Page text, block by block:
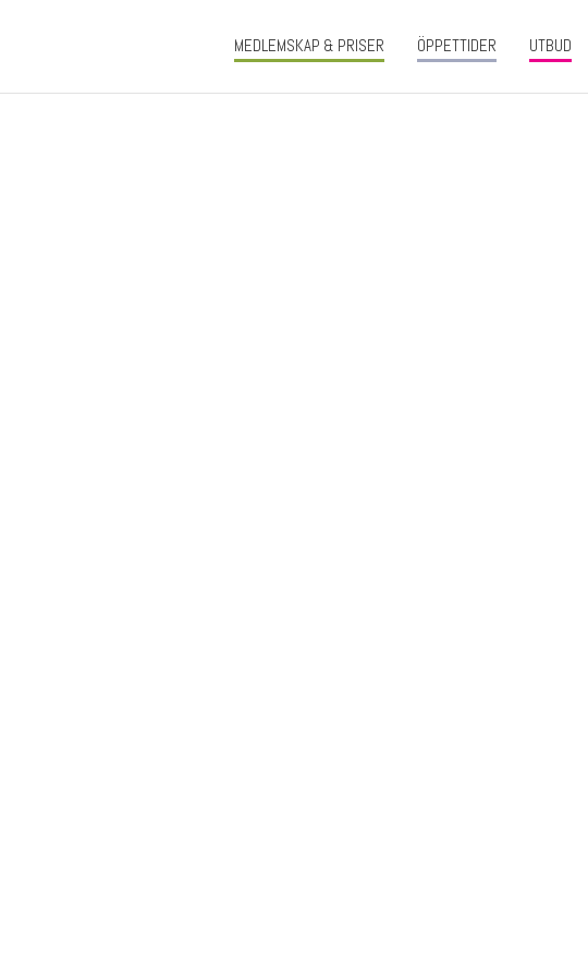
MEDLEMSKAP & PRISER ÖPPETTIDER UTBUD